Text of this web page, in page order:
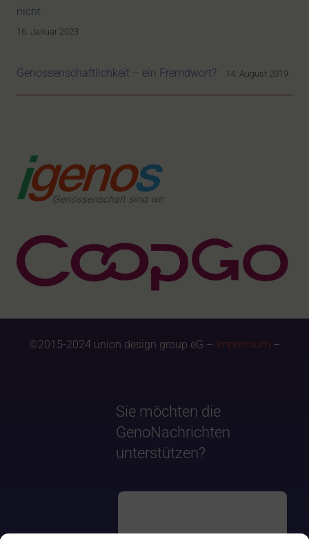
nicht
16. Januar 2023
Genossenschaftlichkeit – ein Fremdwort? 14. August 2019
©2015-2024 union design group eG – Impressum –
Sie möchten die
GenoNachrichten
unterstützen?